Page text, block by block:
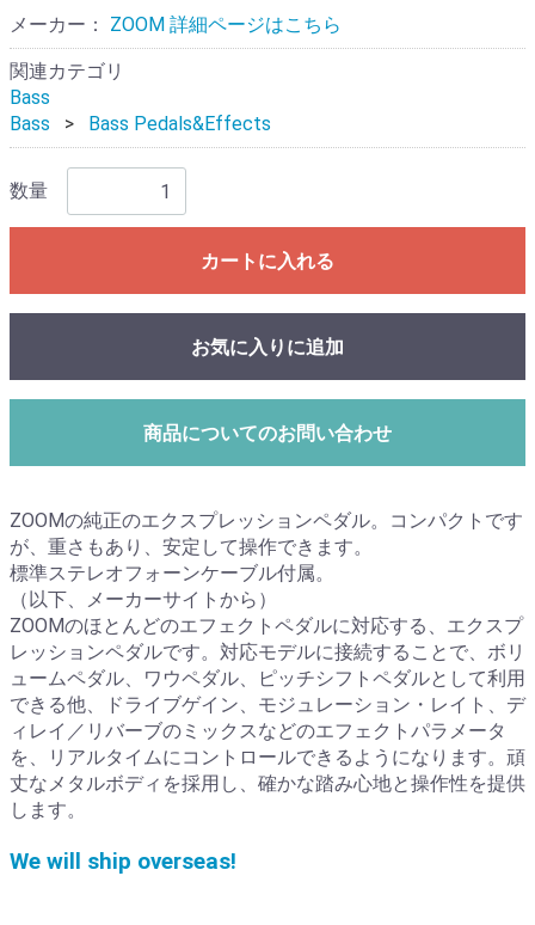
メーカー： ZOOM 詳細ページはこちら
関連カテゴリ
Bass
Bass
Bass Pedals&Effects
数量
カートに入れる
お気に入りに追加
商品についてのお問い合わせ
ZOOMの純正のエクスプレッションペダル。コンパクトです
が、重さもあり、安定して操作できます。
標準ステレオフォーンケーブル付属。
（以下、メーカーサイトから）
ZOOMのほとんどのエフェクトペダルに対応する、エクスプ
レッションペダルです。対応モデルに接続することで、ボリ
ュームペダル、ワウペダル、ピッチシフトペダルとして利用
できる他、ドライブゲイン、モジュレーション・レイト、デ
ィレイ／リバーブのミックスなどのエフェクトパラメータ
を、リアルタイムにコントロールできるようになります。頑
丈なメタルボディを採用し、確かな踏み心地と操作性を提供
します。
We will ship overseas!